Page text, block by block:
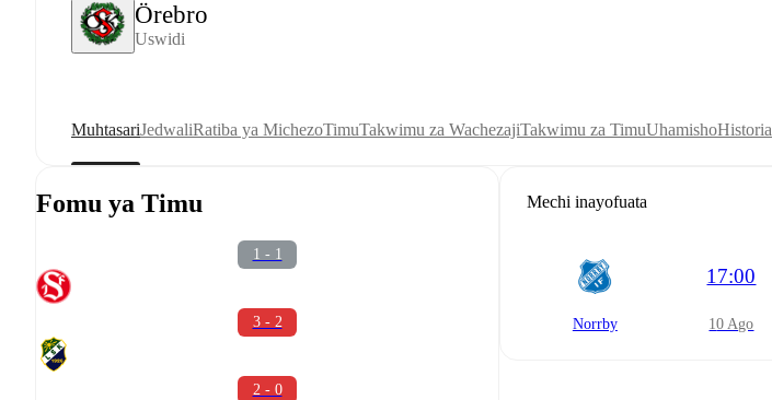
Örebro
Uswidi
MuhtasariJedwaliRatiba ya MichezoTimuTakwimu za WachezajiTakwimu za TimuUhamishoHistoria
Fomu ya Timu
1 - 1
3 - 2
2 - 0
Mechi inayofuata
Norrby
17:00
10 Ago